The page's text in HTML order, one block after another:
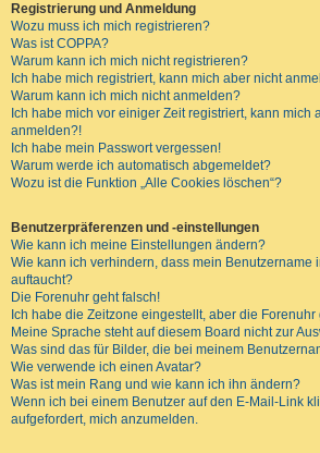
Registrierung und Anmeldung
Wozu muss ich mich registrieren?
Was ist COPPA?
Warum kann ich mich nicht registrieren?
Ich habe mich registriert, kann mich aber nicht
Warum kann ich mich nicht anmelden?
Ich habe mich vor einiger Zeit registriert, kann mich
anmelden?!
Ich habe mein Passwort vergessen!
Warum werde ich automatisch abgemeldet?
Wozu ist die Funktion „Alle Cookies löschen“?
Benutzerpräferenzen und -einstellungen
Wie kann ich meine Einstellungen ändern?
Wie kann ich verhindern, dass mein Benutzername
auftaucht?
Die Forenuhr geht falsch!
Ich habe die Zeitzone eingestellt, aber die
Meine Sprache steht auf diesem Board nicht zur
Was sind das für Bilder, die bei meinem
Wie verwende ich einen Avatar?
Was ist mein Rang und wie kann ich ihn ändern?
Wenn ich bei einem Benutzer auf den E-Mail-Link
aufgefordert, mich anzumelden.